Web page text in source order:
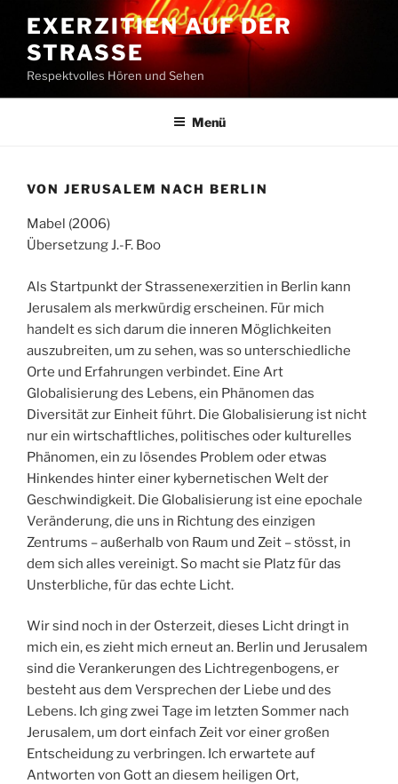
Inhalt
springen
EXERZITIEN AUF DER
STRASSE
Respektvolles Hören und Sehen
Menü
VON JERUSALEM NACH BERLIN
Mabel (2006)
Übersetzung J.-F. Boo
Als Startpunkt der Strassenexerzitien in Berlin kann
Jerusalem als merkwürdig erscheinen. Für mich
handelt es sich darum die inneren Möglichkeiten
auszubreiten, um zu sehen, was so unterschiedliche
Orte und Erfahrungen verbindet. Eine Art
Globalisierung des Lebens, ein Phänomen das
Diversität zur Einheit führt. Die Globalisierung ist nicht
nur ein wirtschaftliches, politisches oder kulturelles
Phänomen, ein zu lösendes Problem oder etwas
Hinkendes hinter einer kybernetischen Welt der
Geschwindigkeit. Die Globalisierung ist eine epochale
Veränderung, die uns in Richtung des einzigen
Zentrums – außerhalb von Raum und Zeit – stösst, in
dem sich alles vereinigt. So macht sie Platz für das
Unsterbliche, für das echte Licht.
Wir sind noch in der Osterzeit, dieses Licht dringt in
mich ein, es zieht mich erneut an. Berlin und Jerusalem
sind die Verankerungen des Lichtregenbogens, er
besteht aus dem Versprechen der Liebe und des
Lebens. Ich ging zwei Tage im letzten Sommer nach
Jerusalem, um dort einfach Zeit vor einer großen
Entscheidung zu verbringen. Ich erwartete auf
Antworten von Gott an diesem heiligen Ort,